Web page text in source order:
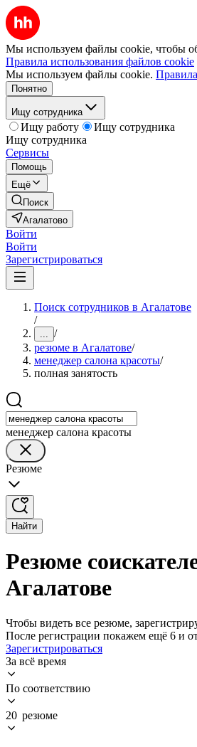
Мы используем файлы cookie, чтобы
Правила использования файлов cookie
Мы используем файлы cookie.
Понятно
Ищу сотрудника
Ищу работу
Ищу сотрудника
Ищу сотрудника
Сервисы
Помощь
Ещё
Поиск
Агалатово
Войти
Войти
Зарегистрироваться
Поиск сотрудников в Агалатове
/
... /
резюме в Агалатове/
менеджер салона красоты/
полная занятость
менеджер салона красоты
Резюме
Найти
Резюме
Агалатове
Чтобы видеть все резюме,
После регистрации покажем ещё 6 и
Зарегистрироваться
За всё время
По соответствию
20 резюме